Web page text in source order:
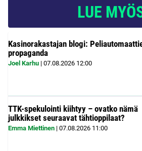
LUE
Kasinorakastajan blogi:
propaganda
Joel Karhu | 07.08.2026 12:00
TTK-spekulointi kiihtyy – ovatko nämä
julkkikset seuraavat tähtioppilaat?
Emma Miettinen | 07.08.2026 11:00